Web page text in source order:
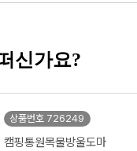
신가요?
상품번호 726249
캠핑통원목물방울도마